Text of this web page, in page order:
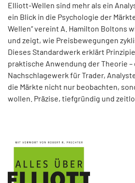
Elliott-Wellen sind mehr als ein
ein Blick in die Psychologie der
Wellen“ vereint A. Hamilton Boltons
und zeigt, wie Preisbewegungen
Dieses Standardwerk erklärt
praktische Anwendung der Theorie
Nachschlagewerk für Trader,
die Märkte nicht nur beobachten,
wollen. Präzise, tiefgründig und